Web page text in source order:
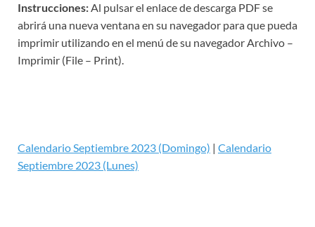
Instrucciones:Al pulsar el enlace de descarga PDF se
abrirá una nueva ventana en su navegador para que pueda
imprimir utilizando en el menú de su navegador Archivo –
Imprimir (File – Print).
Calendario Septiembre 2023 (Domingo) | Calendario
Septiembre 2023 (Lunes)